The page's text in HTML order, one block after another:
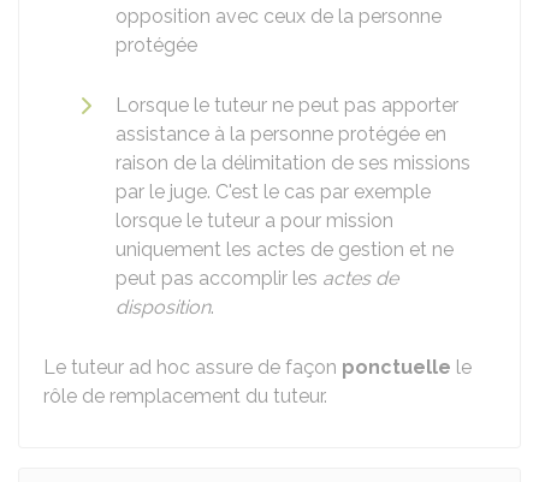
opposition avec ceux de la personne
protégée
Lorsque le tuteur ne peut pas apporter
assistance à la personne protégée en
raison de la délimitation de ses missions
par le juge. C'est le cas par exemple
lorsque le tuteur a pour mission
uniquement les actes de gestion et ne
peut pas accomplir les actes de
disposition.
Le tuteur ad hoc assure de façon ponctuelle le
rôle de remplacement du tuteur.